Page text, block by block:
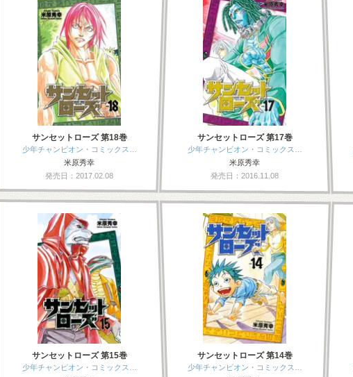
サンセットローズ 第18巻
少年チャンピオン・コミックス…
米原秀幸
発売日：2017.02.08
サンセットローズ 第17巻
少年チャンピオン・コミックス…
米原秀幸
発売日：2016.11.08
サンセットローズ 第15巻
少年チャンピオン・コミックス…
サンセットローズ 第14巻
少年チャンピオン・コミックス…